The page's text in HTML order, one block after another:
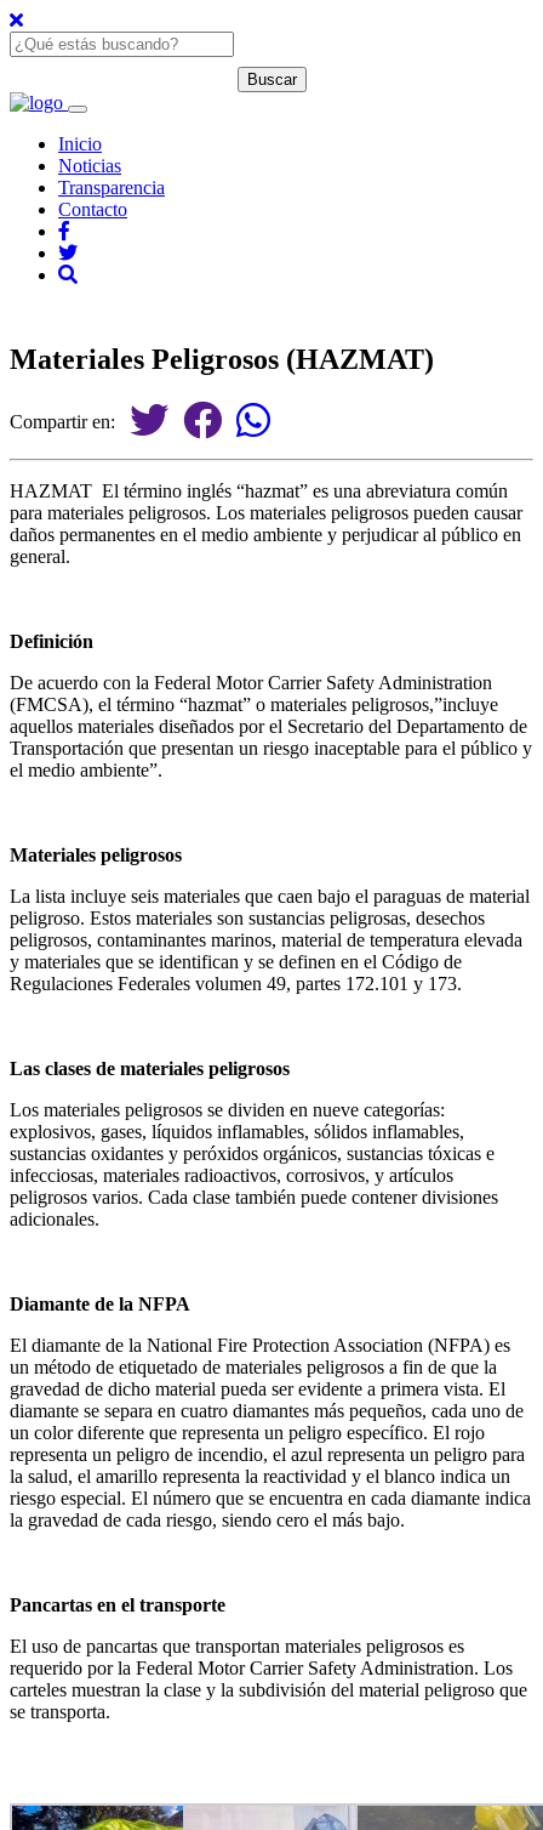
Inicio
Noticias
Transparencia
Contacto
Materiales Peligrosos (HAZMAT)
Compartir en:
HAZMAT El término inglés “hazmat” es una abreviatura común
para materiales peligrosos. Los materiales peligrosos pueden causar
daños permanentes en el medio ambiente y perjudicar al público en
general.
Definición
De acuerdo con la Federal Motor Carrier Safety Administration
(FMCSA), el término “hazmat” o materiales peligrosos,”incluye
aquellos materiales diseñados por el Secretario del Departamento de
Transportación que presentan un riesgo inaceptable para el público y
el medio ambiente”.
Materiales peligrosos
La lista incluye seis materiales que caen bajo el paraguas de material
peligroso. Estos materiales son sustancias peligrosas, desechos
peligrosos, contaminantes marinos, material de temperatura elevada
y materiales que se identifican y se definen en el Código de
Regulaciones Federales volumen 49, partes 172.101 y 173.
Las clases de materiales peligrosos
Los materiales peligrosos se dividen en nueve categorías:
explosivos, gases, líquidos inflamables, sólidos inflamables,
sustancias oxidantes y peróxidos orgánicos, sustancias tóxicas e
infecciosas, materiales radioactivos, corrosivos, y artículos
peligrosos varios. Cada clase también puede contener divisiones
adicionales.
Diamante de la NFPA
El diamante de la National Fire Protection Association (NFPA) es
un método de etiquetado de materiales peligrosos a fin de que la
gravedad de dicho material pueda ser evidente a primera vista. El
diamante se separa en cuatro diamantes más pequeños, cada uno de
un color diferente que representa un peligro específico. El rojo
representa un peligro de incendio, el azul representa un peligro para
la salud, el amarillo representa la reactividad y el blanco indica un
riesgo especial. El número que se encuentra en cada diamante indica
la gravedad de cada riesgo, siendo cero el más bajo.
Pancartas en el transporte
El uso de pancartas que transportan materiales peligrosos es
requerido por la Federal Motor Carrier Safety Administration. Los
carteles muestran la clase y la subdivisión del material peligroso que
se transporta.